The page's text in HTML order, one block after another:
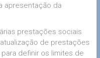
apresentação da
prestações sociais
de prestações
definir os limites de